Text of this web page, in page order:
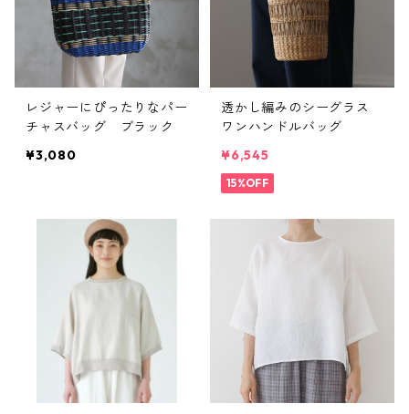
レジャーにぴったりなパー
チャスバッグ ブラック
¥3,080
透かし編みのシーグラス
ワンハンドルバッグ
¥6,545
15%OFF